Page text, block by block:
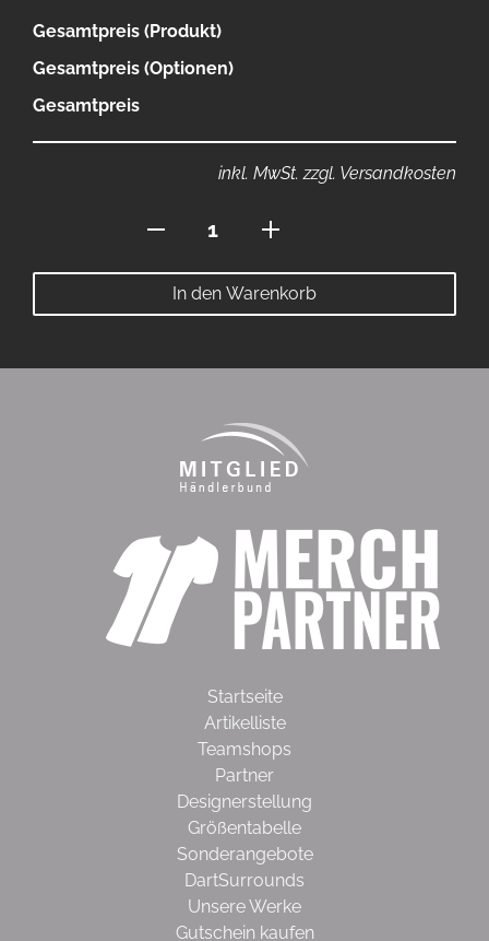
Gesamtpreis (Produkt)
Gesamtpreis (Optionen)
Gesamtpreis
inkl. MwSt. zzgl. Versandkosten
Stehkragen
Menge
In den Warenkorb
Startseite
Artikelliste
Teamshops
Partner
Designerstellung
Größentabelle
Sonderangebote
DartSurrounds
Unsere Werke
Gutschein kaufen